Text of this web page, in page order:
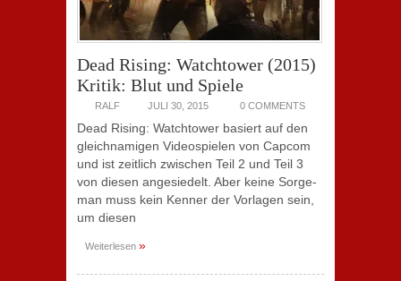
Dead Rising: Watchtower (2015)
Kritik: Blut und Spiele
RALF JULI 30, 2015 0 COMMENTS
Dead Rising: Watchtower basiert auf den
gleichnamigen Videospielen von Capcom
und ist zeitlich zwischen Teil 2 und Teil 3
von diesen angesiedelt. Aber keine Sorge-
man muss kein Kenner der Vorlagen sein,
um diesen
Weiterlesen »